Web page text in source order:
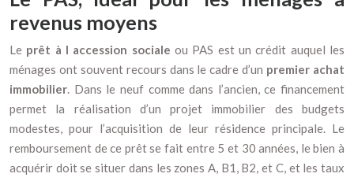
revenus moyens
Le prêt à l accession sociale ou PAS est un crédit auquel les
ménages ont souvent recours dans le cadre d’un premier achat
immobilier. Dans le neuf comme dans l’ancien, ce financement
permet la réalisation d’un projet immobilier des budgets
modestes, pour l’acquisition de leur résidence principale. Le
remboursement de ce prêt se fait entre 5 et 30 années, le bien à
acquérir doit se situer dans les zones A, B1, B2, et C, et les taux